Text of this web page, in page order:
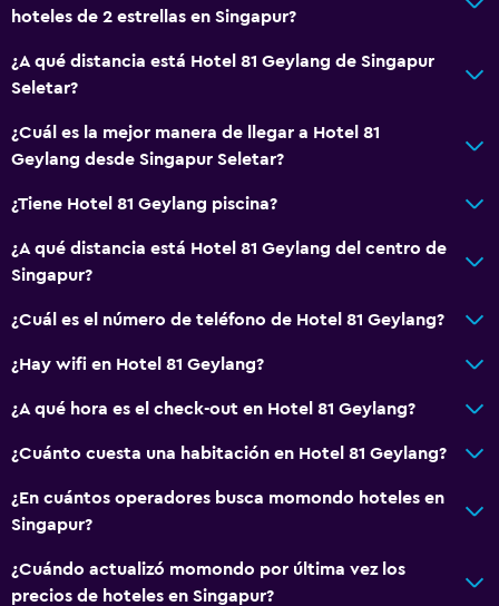
Tetera/cafetera
Limpieza diaria
Botiquín de primeros auxilios
Actividades
General
Espacio de almacenamiento
hoteles de 2 estrellas en Singapur?
¿A qué distancia está Hotel 81 Geylang de Singapur
Seletar?
¿Cuál es la mejor manera de llegar a Hotel 81
Geylang desde Singapur Seletar?
¿Tiene Hotel 81 Geylang piscina?
¿A qué distancia está Hotel 81 Geylang del centro de
Singapur?
¿Cuál es el número de teléfono de Hotel 81 Geylang?
¿Hay wifi en Hotel 81 Geylang?
¿A qué hora es el check-out en Hotel 81 Geylang?
¿Cuánto cuesta una habitación en Hotel 81 Geylang?
¿En cuántos operadores busca momondo hoteles en
Singapur?
¿Cuándo actualizó momondo por última vez los
precios de hoteles en Singapur?